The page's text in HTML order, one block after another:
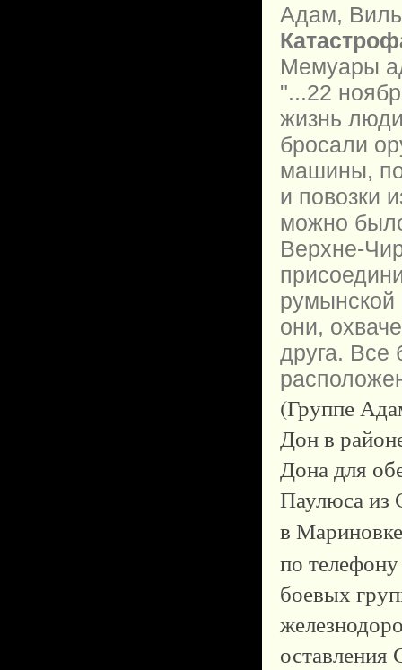
Адам,
Мемуары
"...22
жизнь
бросали
машины,
и повозки
можно
Верхне-
румынской
они,
друга.
(Группе
Дон в
Дона для
Паулюса из
в
по
боевых